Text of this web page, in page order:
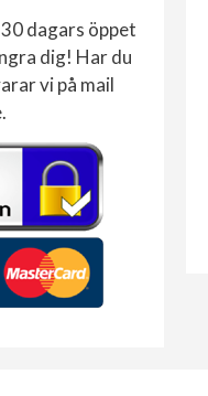
dagars öppet
dig! Har du
vi på mail